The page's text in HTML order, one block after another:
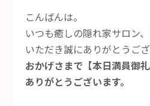
こんばんは。
いつも癒しの隠れ家サロン
いただき誠にありがとうござ
おかげさまで【本日満員御
ありがとうございます。